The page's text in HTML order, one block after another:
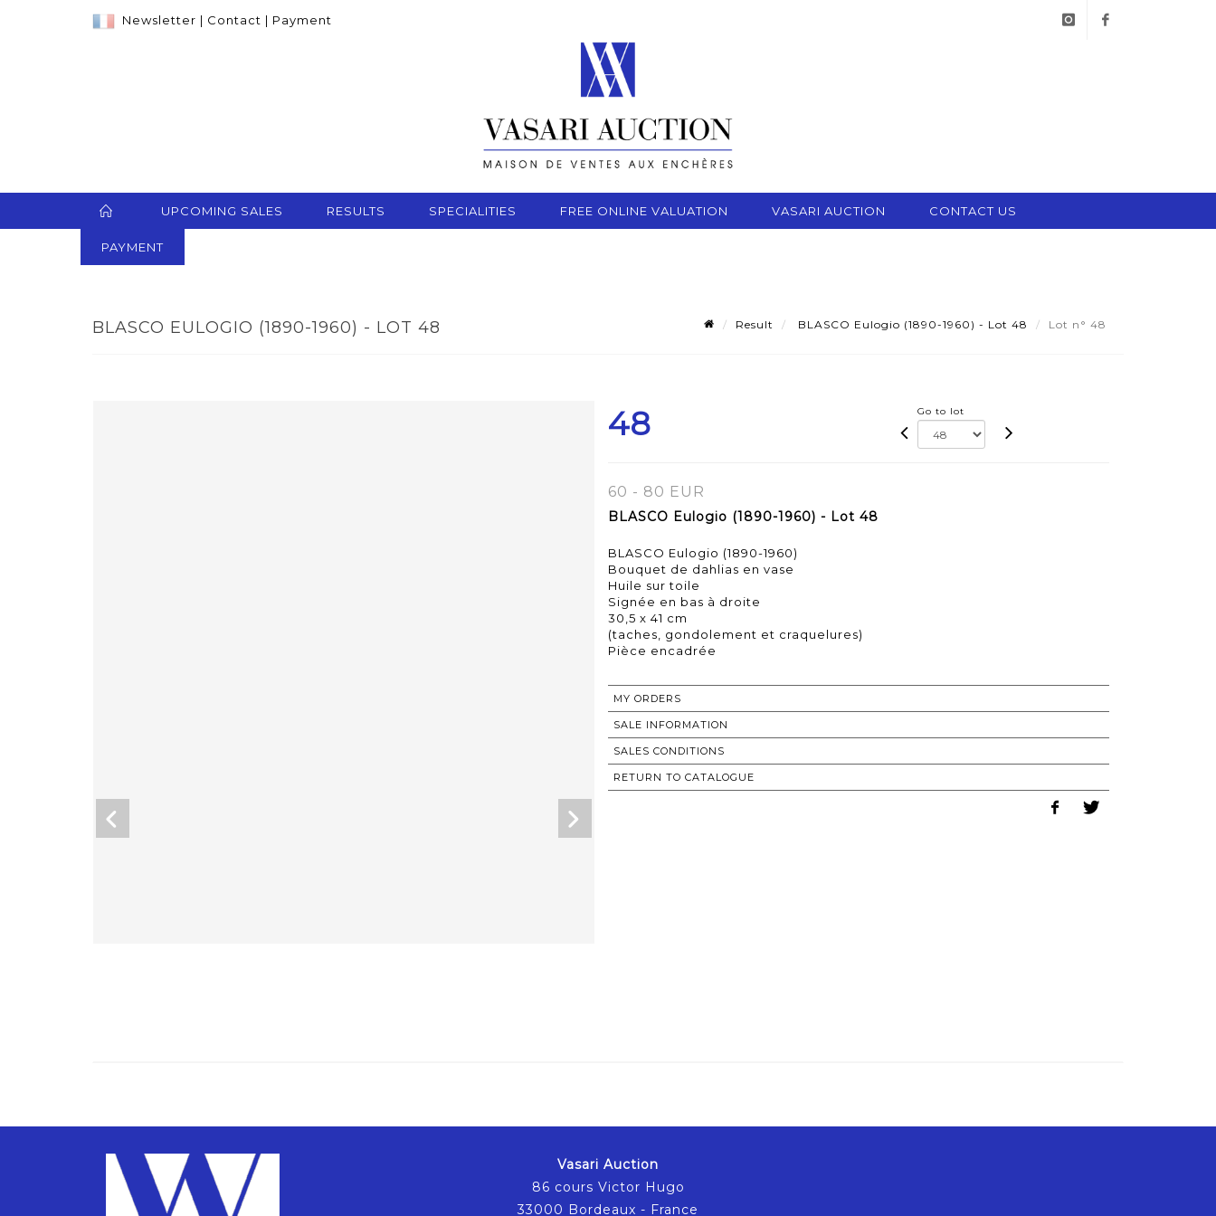
Newsletter | Contact | Payment
UPCOMING SALES RESULTS SPECIALITIES FREE ONLINE VALUATION VASARI AUCTION CONTACT US
PAYMENT
BLASCO EULOGIO (1890-1960) - LOT 48 Result BLASCO Eulogio (1890-1960) - Lot 48 Lot n° 48
48 Go to lot
60 - 80 EUR
BLASCO Eulogio (1890-1960) - Lot 48
BLASCO Eulogio (1890-1960)
Bouquet de dahlias en vase
Huile sur toile
Signée en bas à droite
30,5 x 41 cm
(taches, gondolement et craquelures)
Pièce encadrée
MY ORDERS
SALE INFORMATION
SALES CONDITIONS
RETURN TO CATALOGUE
Vasari Auction
86 cours Victor Hugo
33000 Bordeaux - France